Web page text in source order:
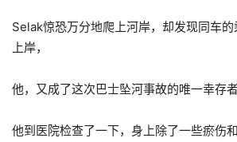
Selak惊恐万分地爬上河岸，却发现同车
上岸，
他，又成了这次巴士坠河事故的唯一幸存
他到医院检查了一下，身上除了一些瘀伤